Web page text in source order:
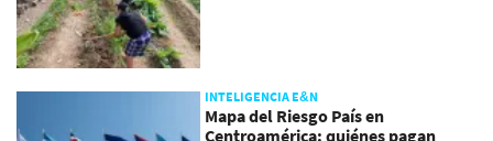
INTELIGENCIA E&N
Mapa del Riesgo País en
Centroamérica: quiénes pagan